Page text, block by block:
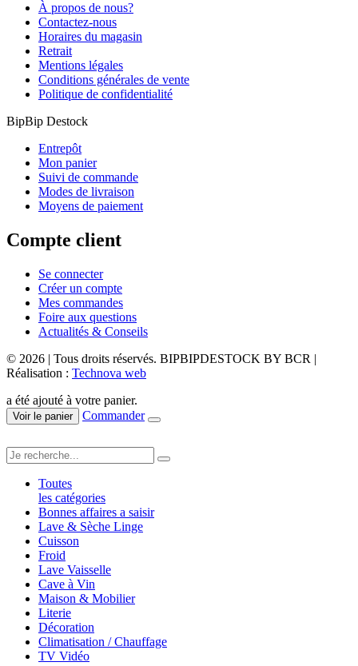
À propos de nous?
Contactez-nous
Horaires du magasin
Retrait
Mentions légales
Conditions générales de vente
Politique de confidentialité
BipBip Destock
Entrepôt
Mon panier
Suivi de commande
Modes de livraison
Moyens de paiement
Compte client
Se connecter
Créer un compte
Mes commandes
Foire aux questions
Actualités & Conseils
© 2026 | Tous droits réservés. BIPBIPDESTOCK BY BCR |
Réalisation : Technova web
a été ajouté à votre panier.
Voir le panier Commander
Toutes
les catégories
Bonnes affaires a saisir
Lave & Sèche Linge
Cuisson
Froid
Lave Vaisselle
Cave à Vin
Maison & Mobilier
Literie
Décoration
Climatisation / Chauffage
TV Vidéo